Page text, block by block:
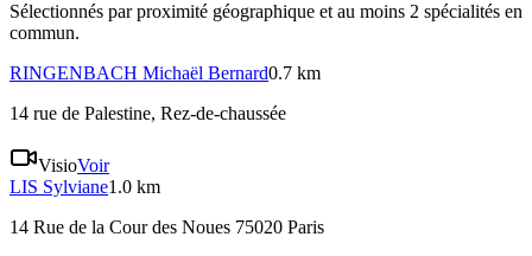
Sélectionnés par proximité géographique et au moins 2 spécialités en
commun.
RINGENBACH Michaël Bernard0.7 km
14 rue de Palestine, Rez-de-chaussée
VisioVoir
LIS Sylviane1.0 km
14 Rue de la Cour des Noues 75020 Paris